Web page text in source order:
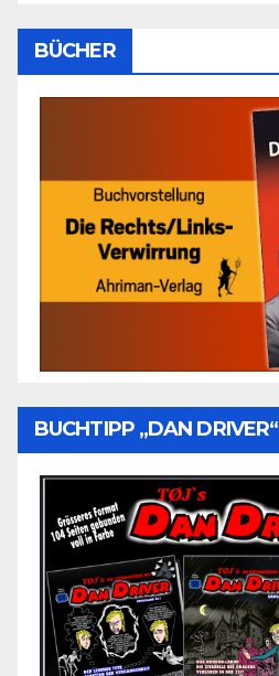
BÜCHER
BUCHTIPP „DAN DRIVER“